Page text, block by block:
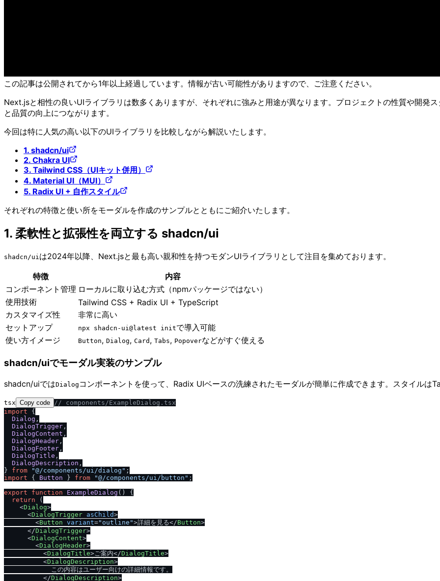
この記事は公開されてから1年以上経過しています。情報が古い可能性がありますので、ご注意ください。
Next.jsと相性の良いUIライブラリは数多くありますが、それぞれに強みと用途が異なります。プロジェクトの性質や開発
と品質の向上につながります。
今回は特に人気の高い以下のUIライブラリを比較しながら解説いたします。
1. shadcn/ui
2. Chakra UI
3. Tailwind CSS（UIキット併用）
4. Material UI（MUI）
5. Radix UI + 自作スタイル
それぞれの特徴と使い所をモーダルを作成のサンプルとともにご紹介いたします。
1. 柔軟性と拡張性を両立する shadcn/ui
shadcn​/​uiは2024年以降、Next.jsと最も高い親和性を持つモダンUIライブラリとして注目を集めております。
特徴
内容
コンポーネント管理 ローカルに取り込む方式（npmパッケージではない）
使用技術
Tailwind CSS + Radix UI + TypeScript
カスタマイズ性
非常に高い
セットアップ
npx shadcn-ui@latest initで導入可能
使い方イメージ
Button, Dialog, Card , Tabs, Popoverなどがすぐ使える
shadcn/uiでモーダル実装のサンプル
shadcn/uiではDialog コンポーネントを使って、Radix UIベースの洗練されたモーダルが簡単に作成できます。スタイルは
tsx Copy code / / components /ExampleDialog.tsx
import {
Dialog ,
DialogTrigger ,
DialogContent ,
DialogHeader ,
DialogFooter ,
DialogTitle ,
DialogDescription ,
} from "@/components /ui /dialog"
import { Button } from "@/components /ui / button" ;
export
function ExampleDialog ( ) {
return (
<Dialog>
<DialogTrigger asChild>
<Button variant="outline">詳細を見る</Button>
</DialogTrigger>
<DialogContent>
<DialogHeader>
<DialogTitle> ご案内</DialogTitle>
<DialogDescription>
            この内容はユーザー向けの詳細情報です。
</DialogDescription>